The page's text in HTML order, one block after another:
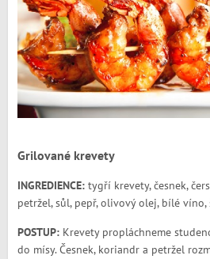
Grilované krevety
INGREDIENCE:tygří krevety, česnek,
petržel, sůl, pepř, olivový olej, bílé víno,
POSTUP:Krevety propláchneme
do mísy. Česnek, koriandr a petržel